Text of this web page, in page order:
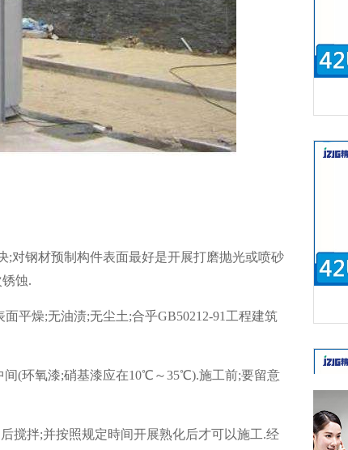
;对钢材预制构件表面最好是开展打磨抛光或喷砂
蚀.
燥;无油渍;无尘土;合乎GB50212-91工程建筑
(环氧漆;硝基漆应在10℃～35℃).施工前;要留意
拌;并按照规定時间开展熟化后才可以施工.经